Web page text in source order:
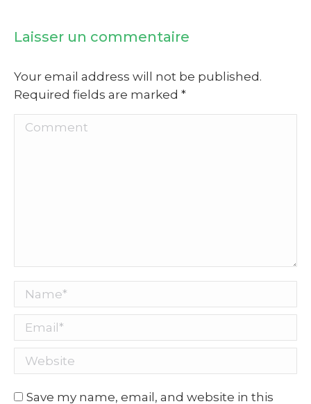
Laisser un commentaire
Your email address will not be published.
Required fields are marked *
Comment
Name *
Email *
Website
Save my name, email, and website in this